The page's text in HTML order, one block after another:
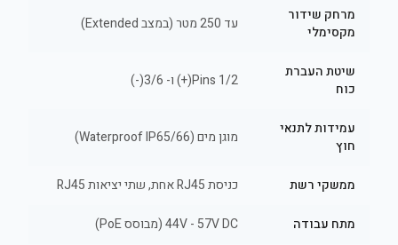
מרחק שידור
מקסימלי
עד 250 מטר (במצב Extended)
שיטת העברת
כוח
Pins 1/2(+) ו- 3/6(-)
עמידות לתנאי
חוץ
מוגן מים (Waterproof IP65/66)
ממשקי רשת כניסת RJ45 אחת, שתי יציאות RJ45
מתח עבודה 44V - 57V DC (מבוסס PoE)